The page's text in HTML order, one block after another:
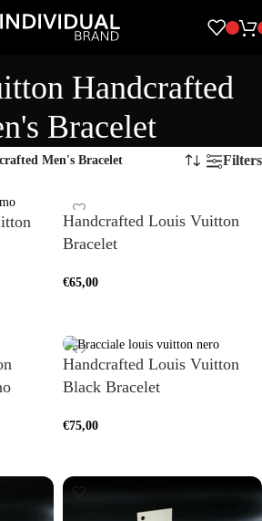
Handcrafted
Bracelet
Men's Bracelet Filters
Handcrafted Louis Vuitton
Bracelet
€65,00
Handcrafted Louis Vuitton
Black Bracelet
€75,00